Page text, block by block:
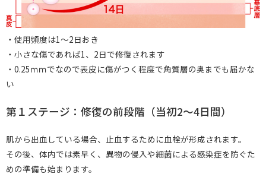
・使用頻度は1～2日おき
・小さな傷であれば1、2日で修復されます
・0.25ｍｍでなので表皮に傷がつく程度で角質層の奥までも届かな
い
第１ステージ：修復の前段階（当初2〜4日間）
肌から出血している場合、止血するために血栓が形成されます。
その後、体内では素早く、異物の侵入や細菌による感染症を防ぐた
めの準備も始まります。